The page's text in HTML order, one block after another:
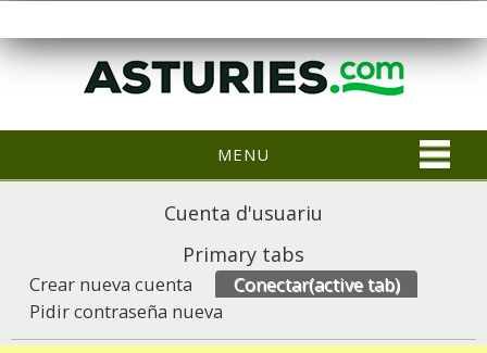
MENU
Cuenta d'usuariu
Primary tabs
Crear nueva cuenta Conectar(active tab)
Pidir contraseña nueva